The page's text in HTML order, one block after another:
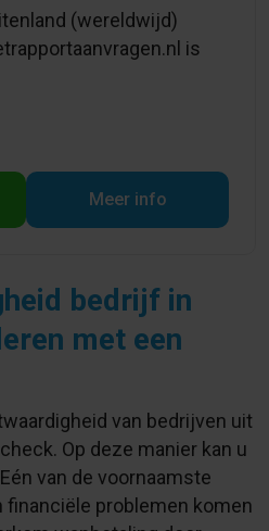
(wereldwijd)
is
Meer info
bedrijf in
met een
van bedrijven uit
Op deze manier kan u
van de voornaamste
financiële problemen komen